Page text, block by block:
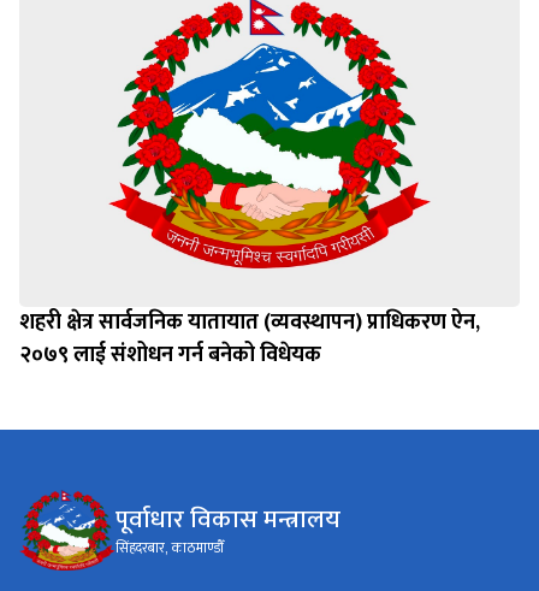
शहरी क्षेत्र सार्वजनिक यातायात (व्यवस्थापन) प्राधिकरण ऐन,
२०७९ लाई संशोधन गर्न बनेको विधेयक
पूर्वाधार विकास मन्त्रालय
सिंहदरबार, काठमाण्डौँ